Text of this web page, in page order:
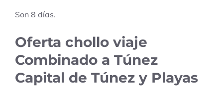
Son 8 días.
Oferta chollo viaje
Combinado a Túnez
Capital de Túnez y Playas